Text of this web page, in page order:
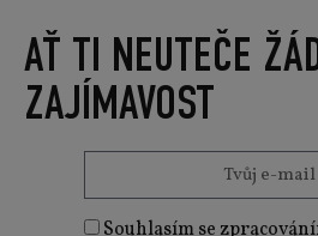
AŤ TI NEUTEČE
ZAJÍMAVOST
Souhlasím se